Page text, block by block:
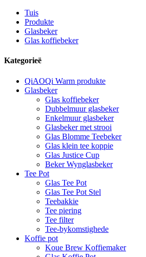
Tuis
Produkte
Glasbeker
Glas koffiebeker
Kategorieë
QiAOQi Warm produkte
Glasbeker
Glas koffiebeker
Dubbelmuur glasbeker
Enkelmuur glasbeker
Glasbeker met strooi
Glas Blomme Teebeker
Glas klein tee koppie
Glas Justice Cup
Beker Wynglasbeker
Tee Pot
Glas Tee Pot
Glas Tee Pot Stel
Teebakkie
Tee piering
Tee filter
Tee-bykomstighede
Koffie pot
Koue Brew Koffiemaker